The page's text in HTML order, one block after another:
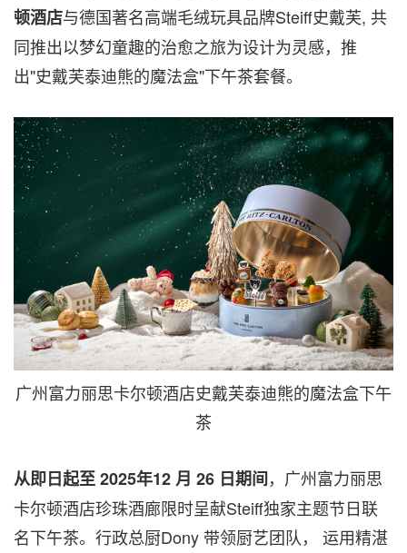
顿酒店与德国著名高端毛绒玩具品牌Steiff史戴芙, 共
同推出以梦幻童趣的治愈之旅为设计为灵感，推
出"史戴芙泰迪熊的魔法盒"下午茶套餐。
广州富力丽思卡尔顿酒店史戴芙泰迪熊的魔法盒下午
茶
从即日起至2025年12月 26 日期间，广州富力丽思
卡尔顿酒店珍珠酒廊限时呈献Steiff独家主题节日联
名下午茶。行政总厨Dony 带领厨艺团队， 运用精湛